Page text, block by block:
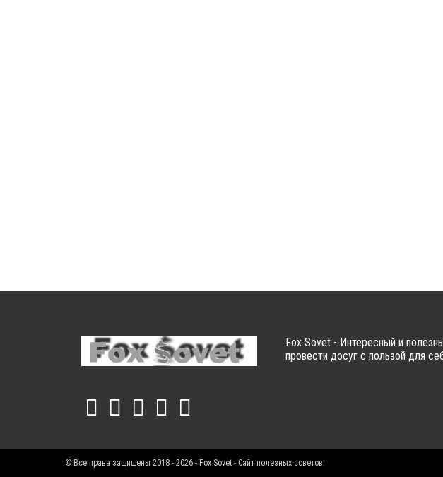
Fox Sovet - Интересный и
провести досуг с пользой для
© Все права защищены 2018 - 2026 - Fox Sovet - Сайт полезных советов.